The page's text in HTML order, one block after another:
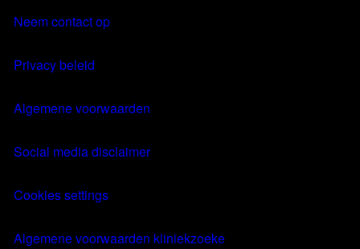
FAQ
Vind je kliniek
Kliniekzoeker
Neem contact op
Privacy beleid
Algemene voorwaarden
Social media disclaimer
Cookies settings
Algemene voorwaarden kliniekzoeke